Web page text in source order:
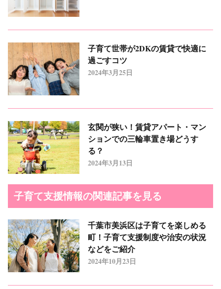
子育て世帯が2DKの賃貸で快適に
過ごすコツ
2024年3月25日
玄関が狭い！賃貸アパート・マン
ションでの三輪車置き場どうす
る？
2024年3月13日
子育て支援情報の関連記事を見る
千葉市美浜区は子育てを楽しめる
町！子育て支援制度や治安の状況
などをご紹介
2024年10月23日